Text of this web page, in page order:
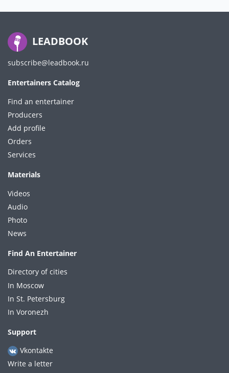
LEADBOOK
subscribe@leadbook.ru
Entertainers Catalog
Find an entertainer
Producers
Add profile
Orders
Services
Materials
Videos
Audio
Photo
News
Find An Entertainer
Directory of cities
In Moscow
In St. Petersburg
In Voronezh
Support
Vkontakte
Write a letter